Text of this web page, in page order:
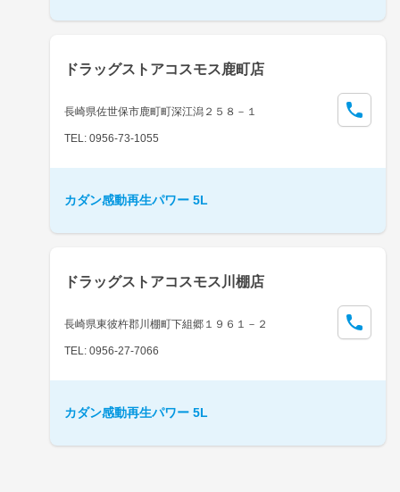
ドラッグストアコスモス鹿町店
長崎県佐世保市鹿町町深江潟２５８－１
TEL: 0956-73-1055
カダン感動再生パワー 5L
ドラッグストアコスモス川棚店
長崎県東彼杵郡川棚町下組郷１９６１－２
TEL: 0956-27-7066
カダン感動再生パワー 5L